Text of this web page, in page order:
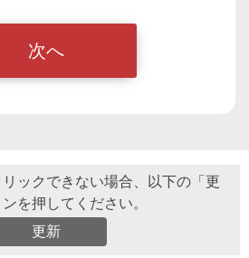
リックできない場合、以下の「更
を押してください。
更新